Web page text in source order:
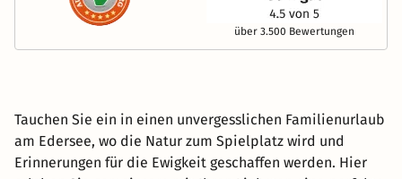
über 3.500 Bewertungen
Tauchen Sie ein in einen unvergesslichen Familienurlaub
am Edersee, wo die Natur zum Spielplatz wird und
Erinnerungen für die Ewigkeit geschaffen werden. Hier